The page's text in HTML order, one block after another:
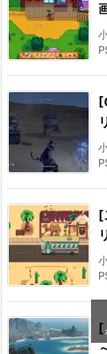
[
[